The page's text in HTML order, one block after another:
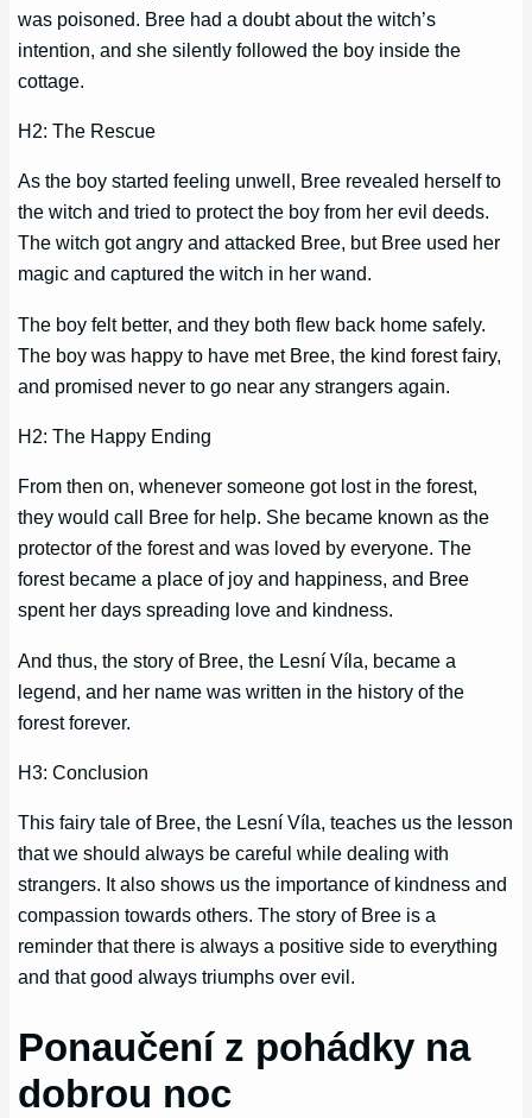
was poisoned. Bree had a doubt about the witch’s
intention, and she silently followed the boy inside the
cottage.
H2: The Rescue
As the boy started feeling unwell, Bree revealed herself to
the witch and tried to protect the boy from her evil deeds.
The witch got angry and attacked Bree, but Bree used her
magic and captured the witch in her wand.
The boy felt better, and they both flew back home safely.
The boy was happy to have met Bree, the kind forest fairy,
and promised never to go near any strangers again.
H2: The Happy Ending
From then on, whenever someone got lost in the forest,
they would call Bree for help. She became known as the
protector of the forest and was loved by everyone. The
forest became a place of joy and happiness, and Bree
spent her days spreading love and kindness.
And thus, the story of Bree, the Lesní Víla, became a
legend, and her name was written in the history of the
forest forever.
H3: Conclusion
This fairy tale of Bree, the Lesní Víla, teaches us the lesson
that we should always be careful while dealing with
strangers. It also shows us the importance of kindness and
compassion towards others. The story of Bree is a
reminder that there is always a positive side to everything
and that good always triumphs over evil.
Ponaučení z pohádky na
dobrou noc